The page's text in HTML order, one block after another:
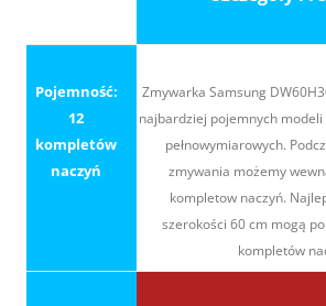
Pojemność:
12
kompletów
naczyń
Zmywarka Samsung
najbardziej pojemnych
pełnowymiarowych.
zmywania możemy
kompletow naczyń.
szerokości 60 cm mogą
kompletów